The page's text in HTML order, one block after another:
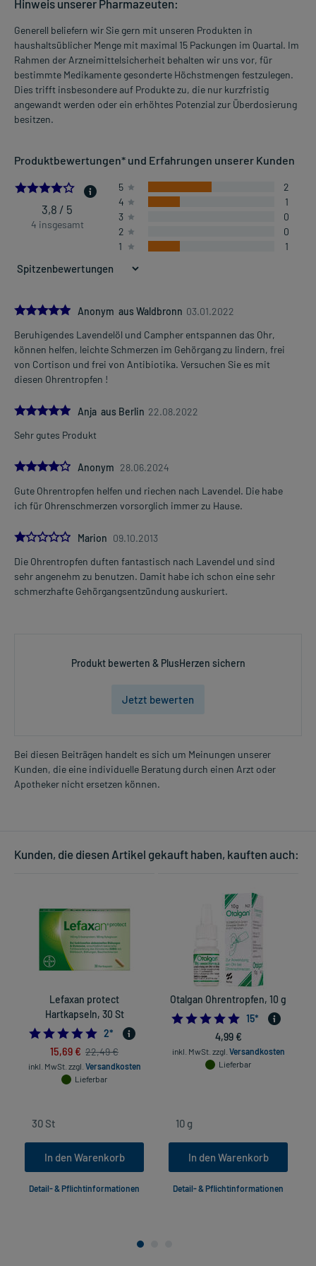
Hinweis unserer Pharmazeuten:
Generell beliefern wir Sie gern mit unseren Produkten in
haushaltsüblicher Menge mit maximal 15 Packungen im Quartal. Im
Rahmen der Arzneimittelsicherheit behalten wir uns vor, für
bestimmte Medikamente gesonderte Höchstmengen festzulegen.
Dies trifft insbesondere auf Produkte zu, die nur kurzfristig
angewandt werden oder ein erhöhtes Potenzial zur Überdosierung
besitzen.
Produktbewertungen* und Erfahrungen unserer Kunden
3.75
3,8 / 5
4 insgesamt
5
2
4
1
3
0
2
0
1
1
5.0Anonym aus Waldbronn 03.01.2022
Beruhigendes Lavendelöl und Campher entspannen das Ohr,
können helfen, leichte Schmerzen im Gehörgang zu lindern, frei
von Cortison und frei von Antibiotika. Versuchen Sie es mit
diesen Ohrentropfen !
5.0Anja aus Berlin 22.08.2022
Sehr gutes Produkt
4.0Anonym 28.06.2024
Gute Ohrentropfen helfen und riechen nach Lavendel. Die habe
ich für Ohrenschmerzen vorsorglich immer zu Hause.
1.0Marion 09.10.2013
Die Ohrentropfen duften fantastisch nach Lavendel und sind
sehr angenehm zu benutzen. Damit habe ich schon eine sehr
schmerzhafte Gehörgangsentzündung auskuriert.
Produkt bewerten & PlusHerzen sichern
Jetzt bewerten
Bei diesen Beiträgen handelt es sich um Meinungen unserer
Kunden, die eine individuelle Beratung durch einen Arzt oder
Apotheker nicht ersetzen können.
Kunden, die diesen Artikel gekauft haben, kauften auch:
Lefaxan protect
Hartkapseln, 30 St
5.0
2*
15,69 € 22,49 €
inkl. MwSt. zzgl. Versandkosten
Lieferbar
In den Warenkorb
Detail- & Pflichtinformationen
Otalgan Ohrentropfen, 10 g
15*
4,99 €
inkl. MwSt. zzgl. Versandkosten
Lieferbar
In den Warenkorb
Detail- & Pflichtinformationen